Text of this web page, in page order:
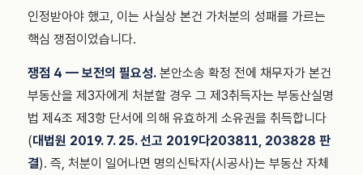
인정받아야 했고, 이는 사실상 본건 가처분의 성패를 가르는
핵심 쟁점이었습니다.
쟁점 4 — 보전의 필요성. 본안소송 확정 전에 채무자가 본건
부동산을 제3자에게 처분할 경우 그 제3취득자는 부동산실명
법 제4조 제3항 단서에 의해 유효하게 소유권을 취득합니다
(대법원 2019. 7. 25. 선고 2019다203811, 203828 판
결). 즉, 처분이 일어나면 명의신탁자(시공사)는 부동산 자체